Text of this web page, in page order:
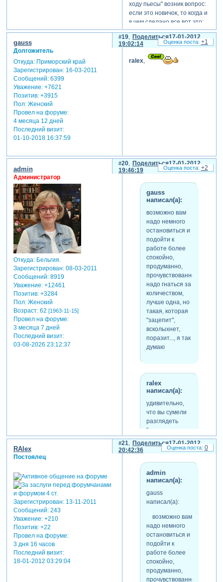
ходу пьесы" возник вопрос:
если это новичок, то когда и
в чем сделано все вот это:
Зарегистрируйтесь, чтобы
увидеть ссылки
что до доброжелательности
gauss - тут уж, простите, у
отредактировано ralex (17-
01-2012 18:50:22)
Поделиться
19
17-01-2012
19:02:14
gauss
Долгожитель
Откуда:Приморский край
Зарегистрирован: 16-03-2011
Сообщений:6399
Уважение: +7621
Позитив: +3915
Пол:Женский
Провел на форуме:
4 месяца 12 дней
Последний визит:
01-10-2018 16:37:59
ralex,
+1
Поделиться
20
17-01-2012
19:46:19
admin
Администратор
Откуда:Бельгия.
Зарегистрирован: 08-03-2011
Сообщений:8919
Уважение: +12461
Позитив: +3284
Пол:Женский
Возраст:62 [1963-11-15]
Провел на форуме:
3 месяца 7 дней
Последний визит:
03-08-2026 23:12:37
gauss
написал(а):
возможно вам
надо немного
остановиться и
подойти к
работе более
спокойно,
продуманно,
прочувствованно...не
надо гнаться за
количеством,
лучше одна, но
такая, которая
"зацепит",
всколыхнет,
поразит..., я так
думаю
ralex
написал(а):
удивительно,
что вы сумели
разглядеть
"очень
доброжелательную"
подсказку "как
во фразе, всего
лишь
предлагающей
"не
минуточку сударь...я вас не
узнаю...ей богу, всегда
ценила ваше умение
твердо придерживаться
своих позиций, то есть
+2
Поделиться
21
17-01-2012
20:42:36
RAlex
Постоялец
Зарегистрирован: 13-11-2011
Сообщений:243
Уважение: +210
Позитив: +22
Провел на форуме:
3 дня 16 часов
Последний визит:
18-01-2012 03:29:04
admin
написал(а):
gauss
написал(а):
возможно вам
надо немного
остановиться и
подойти к
работе более
спокойно,
продуманно,
прочувствованно...не
0